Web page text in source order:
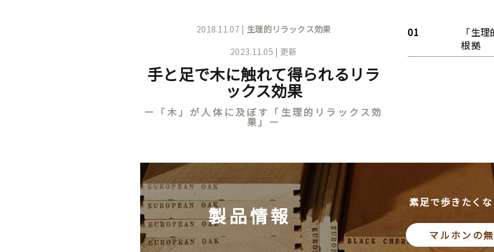
ご注意とお願い
木の種類・知識TOP
す
2018.11.07 | 生理的リラックス効果
2023.11.05 | 更新
手と足で木に触れて得られるリラ
ックス効果
ー「木」が人体に及ぼす「生理的リラックス効
果」ー
「生
根拠
製品情報
素足で歩きたく
マルホンの